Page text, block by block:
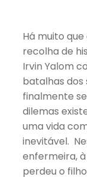
Há muito
recolha de
Irvin Yalom
batalhas dos
finalmente
dilemas
uma vida
inevitável.
enfermeira,
perdeu o